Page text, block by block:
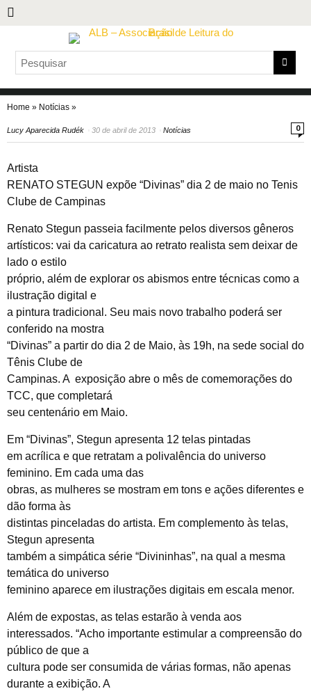
Home » Notícias »
0
Lucy Aparecida Rudék 30 de abril de 2013 Notícias
Artista
RENATO STEGUN expõe “Divinas” dia 2 de maio no Tenis
Clube de Campinas
Renato Stegun passeia facilmente pelos diversos gêneros
artísticos: vai da caricatura ao retrato realista sem deixar de
lado o estilo
próprio, além de explorar os abismos entre técnicas como a
ilustração digital e
a pintura tradicional. Seu mais novo trabalho poderá ser
conferido na mostra
“Divinas” a partir do dia 2 de Maio, às 19h, na sede social do
Tênis Clube de
Campinas. A exposição abre o mês de comemorações do
TCC, que completará
seu centenário em Maio.
Em “Divinas”, Stegun apresenta 12 telas pintadas
em acrílica e que retratam a polivalência do universo
feminino. Em cada uma das
obras, as mulheres se mostram em tons e ações diferentes e
dão forma às
distintas pinceladas do artista. Em complemento às telas,
Stegun apresenta
também a simpática série “Divininhas”, na qual a mesma
temática do universo
feminino aparece em ilustrações digitais em escala menor.
Além de expostas, as telas estarão à venda aos
interessados. “Acho importante estimular a compreensão do
público de que a
cultura pode ser consumida de várias formas, não apenas
durante a exibição. A